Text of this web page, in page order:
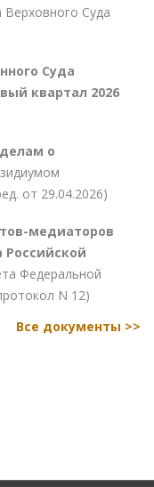
Суда
Суда
квартал 2026
о
от 29.04.2026)
медиаторов
Российской
Федеральной
N 12)
Все документы >>